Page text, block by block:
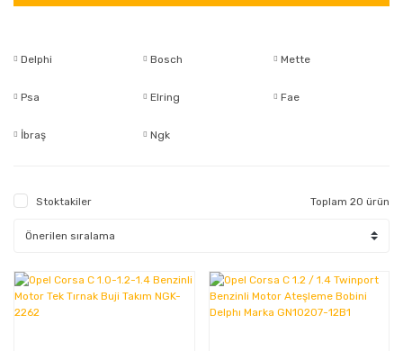
Delphi Bosch Mette
Psa Elring Fae
İbraş Ngk
Stoktakiler Toplam 20 ürün